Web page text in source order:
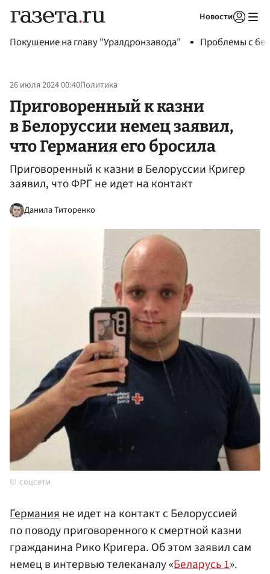
Новости
Покушение на главу "Уралдронзавода" Проблемы с
26 июля 2024 00:40Политика
Приговоренный к казни
в Белоруссии немец заявил,
что Германия его бросила
Приговоренный к казни в Белоруссии Кригер
заявил, что ФРГ не идет на контакт
Данила Титоренко
соцсети
Германияне идет на контакт с Белоруссией
по поводу приговоренного к смертной казни
гражданина Рико Кригера. Об этом заявил сам
немец в интервью телеканалу «Беларусь 1».